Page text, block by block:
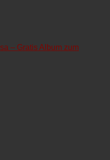
– Gratis Album zum